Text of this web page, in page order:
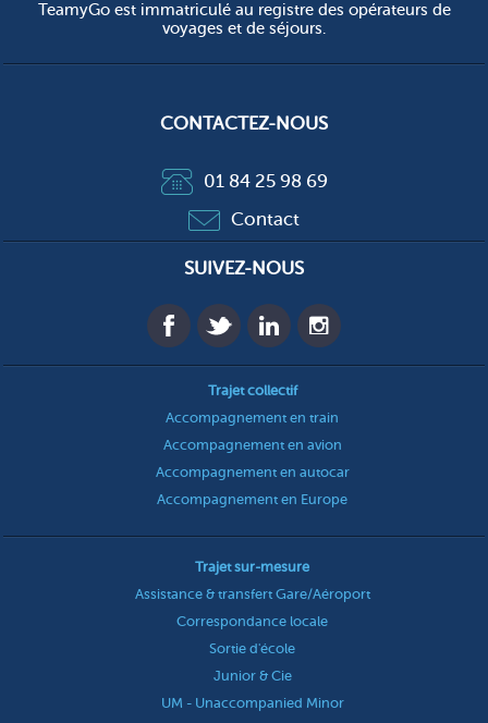
TeamyGo est immatriculé au registre des opérateurs de
voyages et de séjours.
CONTACTEZ-NOUS
01 84 25 98 69
Contact
SUIVEZ-NOUS
Trajet collectif
Accompagnement en train
Accompagnement en avion
Accompagnement en autocar
Accompagnement en Europe
Trajet sur-mesure
Assistance & transfert Gare/Aéroport
Correspondance locale
Sortie d'école
Junior & Cie
UM - Unaccompanied Minor